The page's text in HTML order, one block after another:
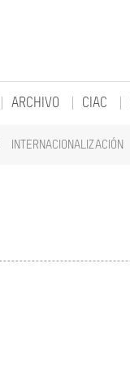
INTERNACIONALIZACIÓN
ARCHIVO CIAC